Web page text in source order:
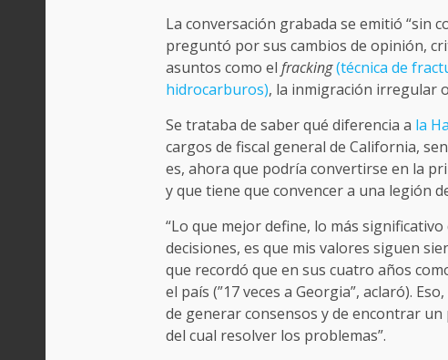
La conversación grabada se emitió “sin
preguntó por sus cambios de opinión,
asuntos como el fracking(técnica de
hidrocarburos), la inmigración irregular
Se trataba de saber qué diferencia a la
cargos de fiscal general de California,
es, ahora que podría convertirse en la
y que tiene que convencer a una legión
“Lo que mejor define, lo más
decisiones, es que mis valores siguen
que recordó que en sus cuatro años
el país (”17 veces a Georgia”, aclaró).
de generar consensos y de encontrar
del cual resolver los problemas”.